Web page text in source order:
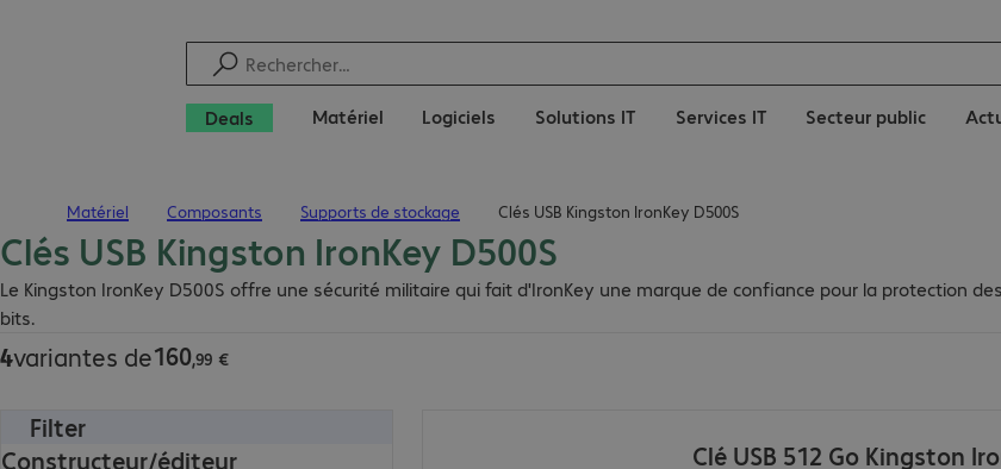
Deals Matériel Logiciels Solutions IT Services IT Secteur public
Matériel Composants Supports de stockage Clés USB Kingston IronKey D500S
Clés USB Kingston IronKey D500S
Le Kingston IronKey D500S offre une sécurité militaire qui fait d'IronKey une marque de confiance pour la protection
bits.
4variantes de160,99 €
160,99 €
Filter
Constructeur/éditeur
Clé USB 512 Go Kingston